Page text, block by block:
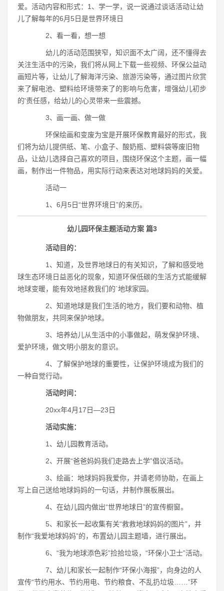
爱。活动内容和形式：1、学一学，说一说通过谈话活动让幼
儿了解每年的6月5日是世界环境日
2、看一看，想一想
幼儿的活动范围狭窄，知识面不太广阔，还不懂得去
关注生活中的污染，我们将从网上下载一些视频、环保公益动
画短片等，让幼儿了解海洋污染、旅游污染等，通过图片欣赏
来了解电池、塑料给环境带来了的影响与危害，增强幼儿初步
的'责任感，给幼儿的心灵带来一些震撼。
3、画一画、做一做
环保绘画和变废为宝是开展环保教育最好的形式，我
们将为幼儿提供纸、笔、小盒子、酸奶瓶、塑料袋等废旧物
品，让幼儿选择自己喜欢的项目，围绕环保这个主题，画一幅
画，制作出一件物品，用实际行动来表达对地球妈妈的关爱。
活动一
1、6月5日“世界环境日”的来历。
幼儿园环保主题活动方案 篇3
活动目的：
1、知道，及世界地球日的有关知识，了解和感受地
球生态环境日益恶化的现象，知道环保低碳的生活方式能缓解
地球变暖，能有效地拯救我们的`地球家园。
2、知道地球是我们生活的地方，我们要和动物、植
物做朋友，共同来保护地球。
3、培养幼儿从生活中的小事做起，萌发保护环境、
爱护环境，做文明小朋友的意识。
4、了解保护地球的重要性，让保护环境成为我们的
一种自觉行动。
活动时间：
20xx年4月17日―23日
活动实施：
1、幼儿园教育活动。
2、开展“爸爸妈妈我们走路去上学”倡议活动。
3、绘画：地球妈妈我爱你，并请老师协助，在画上
写上自己送给地球妈妈的一句话，并制作展板展出。
4、在幼儿园内做出“世界地球日”的宣传橱窗。
5、和家长一起收集有关“救救地球妈妈的图片”，并
制作“我爱地球妈妈”的，布置幼儿园主题墙，进行展出。
6、“我为地球添色彩”捡拾垃圾，“环保小卫士”活动。
7、幼儿和家长一起制作“环保小海报”，向身边的人
宣传“节约用水、节约用电、节约粮食、不乱扔垃圾……”环